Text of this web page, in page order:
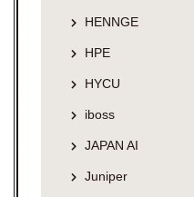
HENNGE
HPE
HYCU
iboss
JAPAN AI
Juniper